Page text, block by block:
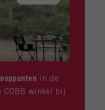
in de
COBB winkel bij